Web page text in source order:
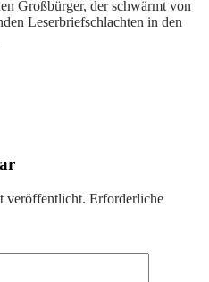
Großbürger, der schwärmt von
Leserbriefschlachten in den
veröffentlicht. Erforderliche